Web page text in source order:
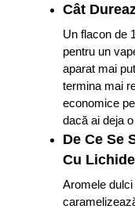
Cât
Un flacon de
pentru un
aparat mai
termina mai
economice
dacă ai deja
De Ce Se
Cu
Aromele